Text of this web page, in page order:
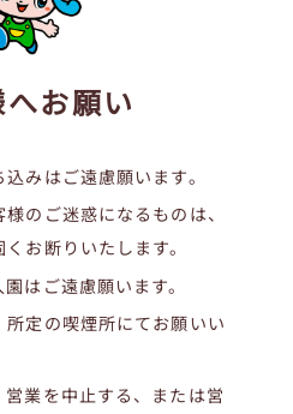
お願い
みはご遠慮願います。
のご迷惑になるものは、
お断りいたします。
はご遠慮願います。
定の喫煙所にてお願いい
業を中止する、または営